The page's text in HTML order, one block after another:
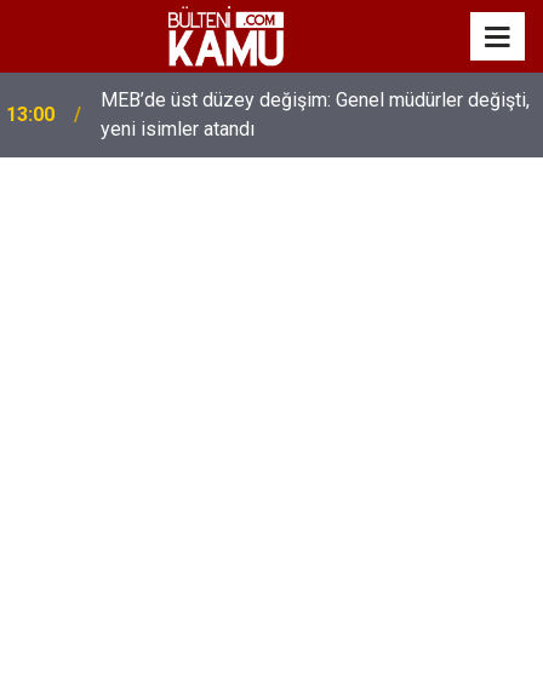
13:00
MEB’de üst düzey değişim: Genel müdürler değişti,
yeni isimler atandı